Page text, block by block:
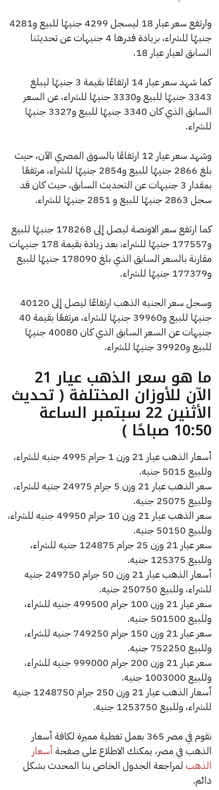
وارتفع سعر عيار 18 ليسجل 4299 جنيهًا للبيع و4281
جنيهًا للشراء، بزيادة قدرها 4 جنيهات عن تحديثنا
السابق لعيار عيار 18.
كما شهد سعر عيار 14 ارتفاعًا بقيمة 3 جنيهًا ليبلغ
3343 جنيهًا للبيع و3330 جنيهًا للشراء، عن السعر
السابق الذي كان 3340 جنيهًا للبيع و3327 جنيهًا
للشراء.
وشهد سعر عيار 12 ارتفاعًا بالسوق المصري الآن، حيث
بلغ 2866 جنيهًا للبيع و2854 جنيهًا للشراء، مرتفعًا
بمقدار 3 جنيهات عن التحديث السابق، حيث كان قد
سجل 2863 جنيهًا للبيع و 2851 جنيهًا للشراء.
كما ارتفع سعر الاونصة ليصل إلى 178268 جنيهًا للبيع
و177557 جنيهًا للشراء، بعد زيادة بقيمة 178 جنيهات
مقارنة بالسعر السابق الذي بلغ 178090 جنيهًا للبيع
و177379 جنيهًا للشراء.
وسجل سعر الجنيه الذهب ارتفاعًا ليصل إلى 40120
جنيهًا للبيع و39960 جنيهًا للشراء، مرتفعًا بقيمة 40
جنيهات عن السعر السابق الذي كان 40080 جنيهًا
للبيع و39920 جنيهًا للشراء.
ما هو سعر الذهب عيار 21
الآن للأوزان المختلفة ( تحديث
الأثنين 22 سبتمبر الساعة
10:50 صباحًا )
أسعار الذهب عيار 21 وزن 1 جرام 4995 جنيه للشراء،
وللبيع 5015 جنيه.
سعر الذهب عيار 21 وزن 5 جرام 24975 جنيه للشراء،
وللبيع 25075 جنيه.
سعر الذهب عيار 21 وزن 10 جرام 49950 جنيه للشراء،
وللبيع 50150 جنيه.
سعر عيار 21 وزن 25 جرام 124875 جنيه للشراء،
وللبيع 125375 جنيه.
أسعار الذهب عيار 21 وزن 50 جرام 249750 جنيه
للشراء، وللبيع 250750 جنيه.
سعر عيار 21 وزن 100 جرام 499500 جنيه للشراء،
وللبيع 501500 جنيه.
سعر عيار 21 وزن 150 جرام 749250 جنيه للشراء،
وللبيع 752250 جنيه.
سعر عيار 21 وزن 200 جرام 999000 جنيه للشراء،
وللبيع 1003000 جنيه.
أسعار الذهب عيار 21 وزن 250 جرام 1248750 جنيه
للشراء، وللبيع 1253750 جنيه.
نقوم في مصر 365 بعمل تغطية مميزة لكافة أسعار
الذهب في مصر، يمكنك الاطلاع على صفحة أسعار
الذهب لمراجعة الجدول الخاص بنا المحدث بشكل
دائم.